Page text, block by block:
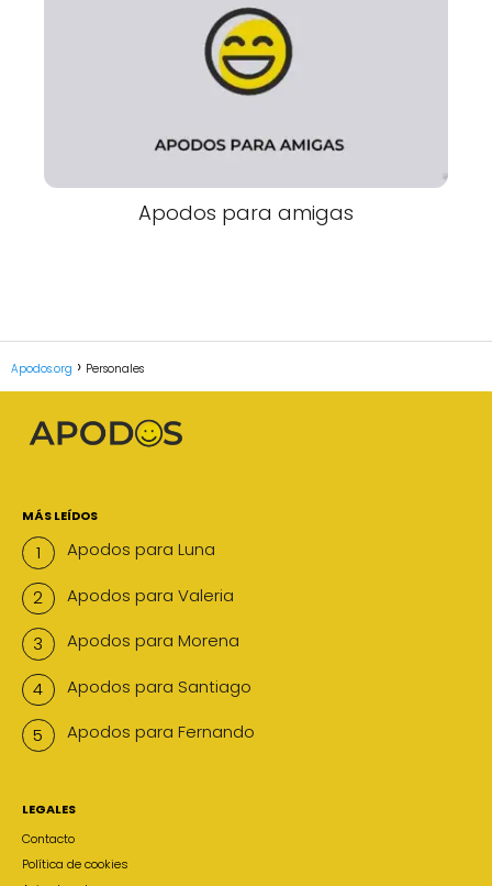
Apodos para amigas
Apodos.org Personales
MÁS LEÍDOS
Apodos para Luna
Apodos para Valeria
Apodos para Morena
Apodos para Santiago
Apodos para Fernando
LEGALES
Contacto
Política de cookies